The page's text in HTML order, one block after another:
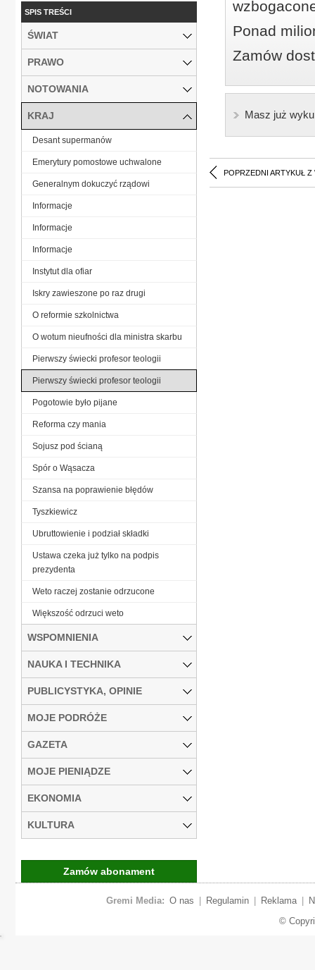
Ponad
Zamów
Masz już
POPRZEDNI ARTYKUŁ Z
SPIS TREŚCI
ŚWIAT
PRAWO
NOTOWANIA
KRAJ
Desant supermanów
Emerytury pomostowe uchwalone
Generalnym dokuczyć rządowi
Informacje
Informacje
Informacje
Instytut dla ofiar
Iskry zawieszone po raz drugi
O reformie szkolnictwa
O wotum nieufności dla ministra skarbu
Pierwszy świecki profesor teologii
Pierwszy świecki profesor teologii
Pogotowie było pijane
Reforma czy mania
Sojusz pod ścianą
Spór o Wąsacza
Szansa na poprawienie błędów
Tyszkiewicz
Ubruttowienie i podział składki
Ustawa czeka już tylko na podpis
prezydenta
Weto raczej zostanie odrzucone
Większość odrzuci weto
WSPOMNIENIA
NAUKA I TECHNIKA
PUBLICYSTYKA, OPINIE
MOJE PODRÓŻE
GAZETA
MOJE PIENIĄDZE
EKONOMIA
KULTURA
Zamów abonament
Gremi Media: O nas Regulamin Reklama
©